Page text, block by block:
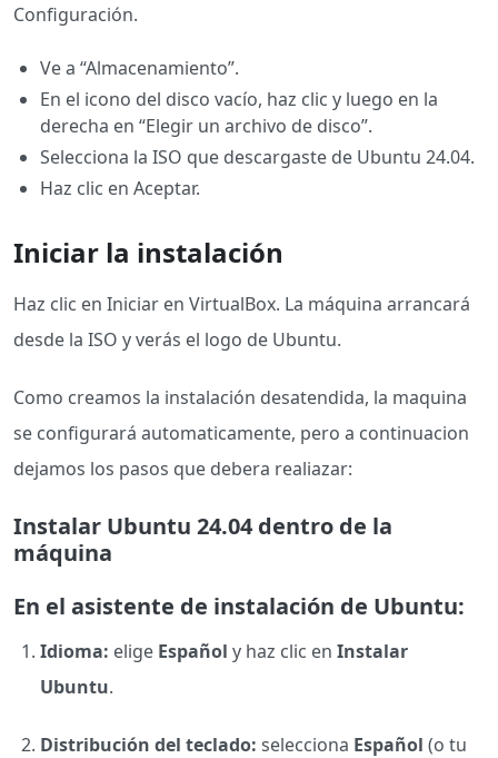
Configuración.
Ve a “Almacenamiento”.
En el icono del disco vacío, haz clic y luego en la
derecha en “Elegir un archivo de disco”.
Selecciona la ISO que descargaste de Ubuntu 24.04.
Haz clic en Aceptar.
Iniciar la instalación
Haz clic en Iniciar en VirtualBox. La máquina arrancará
desde la ISO y verás el logo de Ubuntu.
Como creamos la instalación desatendida, la maquina
se configurará automaticamente, pero a continuacion
dejamos los pasos que debera realiazar:
Instalar Ubuntu 24.04 dentro de la
máquina
En el asistente de instalación de Ubuntu:
Idioma: elige Español y haz clic en Instalar
Ubuntu.
Distribución del teclado: selecciona Español (o tu